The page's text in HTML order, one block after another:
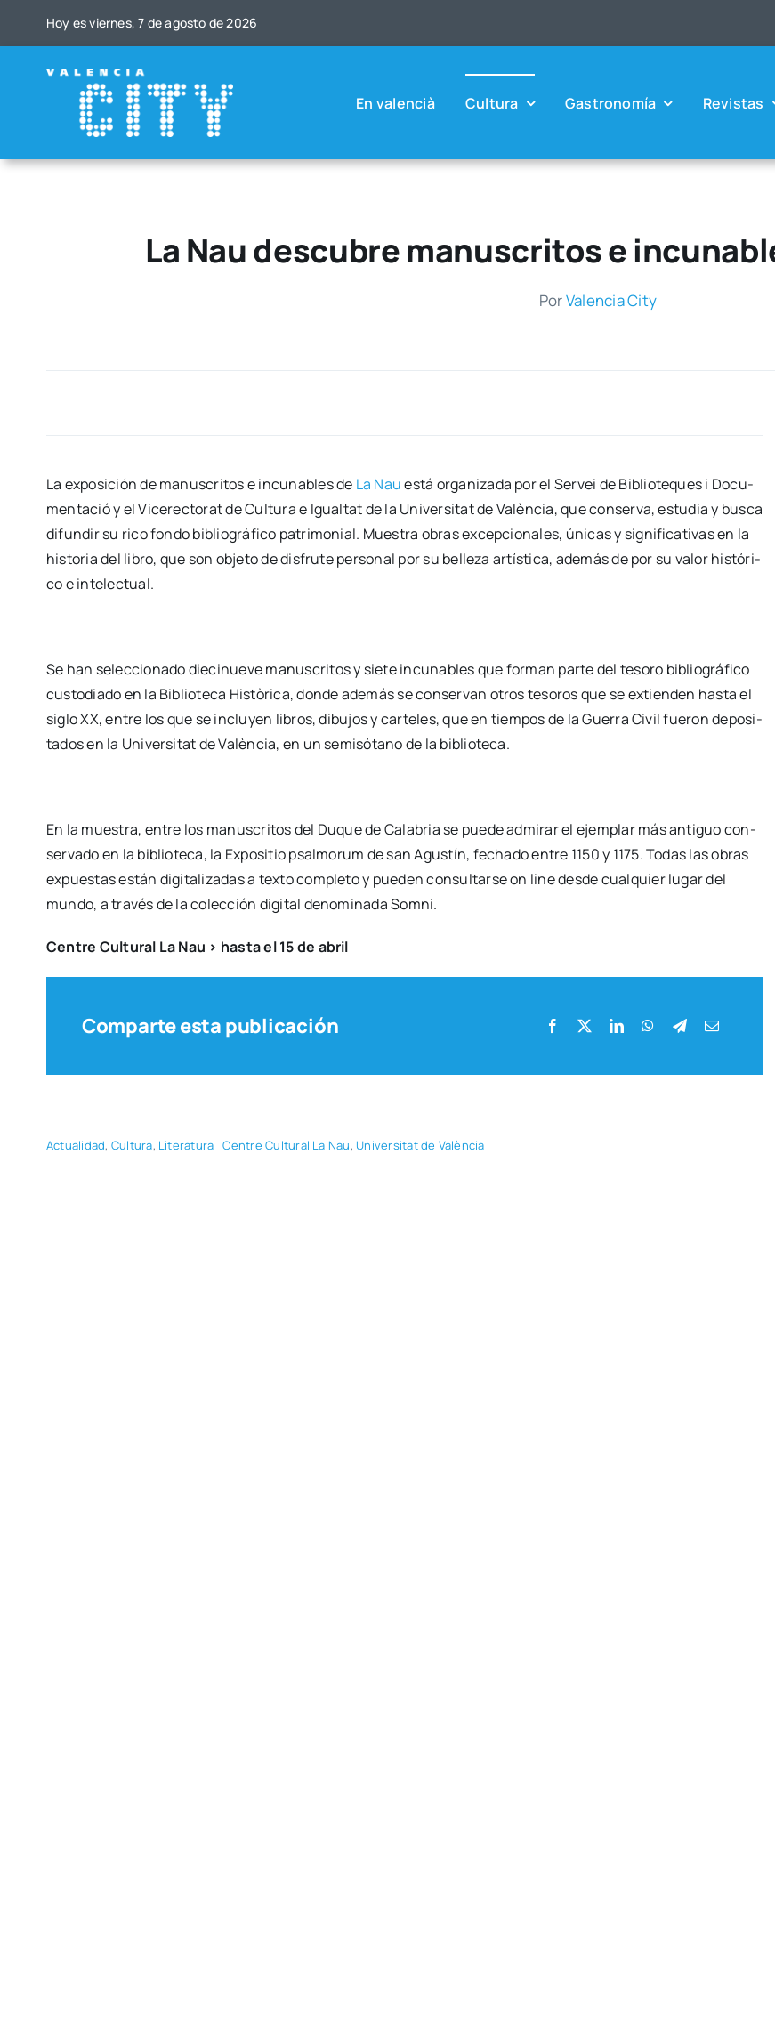
Hoy es vier­nes, 7 de agos­to de 2026
En valen­cià Cul­tu­ra Gas­tro­no­mía Revis­tas
La Nau descubre manuscritos e
PorValen­cia City
La expo­si­ción de manus­cri­tos e incu­na­bles de La Nauestá orga­ni­za­da por el Ser­vei de Biblio­te­ques i Docu­
men­ta­ció y el Vice­rec­to­rat de Cul­tu­ra e Igual­tat de la Uni­ver­si­tat de Valèn­cia, que con­ser­va, estu­dia y bus­ca
difun­dir su rico fon­do biblio­grá­fi­co patri­mo­nial. Mues­tra obras excep­cio­na­les, úni­cas y sig­ni­fi­ca­ti­vas en la
his­to­ria del libro, que son obje­to de dis­fru­te per­so­nal por su belle­za artís­ti­ca, ade­más de por su valor his­tó­ri­
co e inte­lec­tual.
Se han selec­cio­na­do die­ci­nue­ve manus­cri­tos y sie­te incu­na­bles que for­man par­te del teso­ro biblio­grá­fi­co
cus­to­dia­do en la Biblio­te­ca His­tò­ri­ca, don­de ade­más se con­ser­van otros teso­ros que se extien­den has­ta el
siglo XX, entre los que se inclu­yen libros, dibu­jos y car­te­les, que en tiem­pos de la Gue­rra Civil fue­ron depo­si­
ta­dos en la Uni­ver­si­tat de Valèn­cia, en un semi­só­tano de la biblio­te­ca.
En la mues­tra, entre los manus­cri­tos del Duque de Cala­bria se pue­de admi­rar el ejem­plar más anti­guo con­
ser­va­do en la biblio­te­ca, la Expo­si­tio psal­mo­rum de san Agus­tín, fecha­do entre 1150 y 1175. Todas las obras
expues­tas están digi­ta­li­za­das a tex­to com­ple­to y pue­den con­sul­tar­se on line des­de cual­quier lugar del
mun­do, a tra­vés de la colec­ción digi­tal deno­mi­na­da Som­ni.
Cen­tre Cul­tu­ral La Nau > has­ta el 15 de abril
Comparte esta publicación
Actua­li­dad, Cul­tu­ra, Lite­ra­tu­ra Cen­tre Cul­tu­ral La Nau, Uni­ver­si­tat de Valèn­cia